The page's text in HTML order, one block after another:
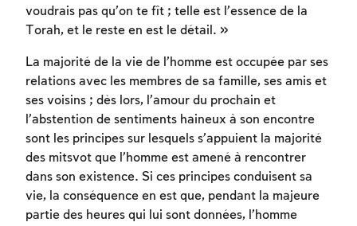
voudrais pas qu’on te fît ; telle est l’essence de la
Torah, et le reste en est le détail. »
La majorité de la vie de l’homme est occupée par ses
relations avec les membres de sa famille, ses amis et
ses voisins ; dès lors, l’amour du prochain et
l’abstention de sentiments haineux à son encontre
sont les principes sur lesquels s’appuient la majorité
des mitsvot que l’homme est amené à rencontrer
dans son existence. Si ces principes conduisent sa
vie, la conséquence en est que, pendant la majeure
partie des heures qui lui sont données, l’homme
Inscription requise
Afin d'enregistrer ce que vous avez étudié,
vous devez vous connectez ou vous
inscrire.